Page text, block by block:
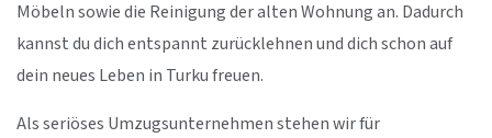
Möbeln sowie die Reinigung der alten Wohnung an. Dadurch
kannst du dich entspannt zurücklehnen und dich schon auf
dein neues Leben in Turku freuen.
Als seriöses Umzugsunternehmen stehen wir für